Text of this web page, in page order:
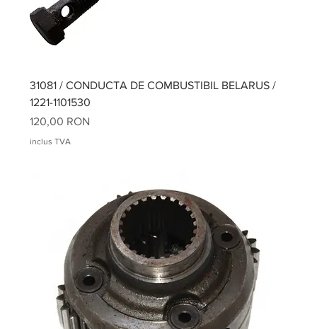
31081 / CONDUCTA DE COMBUSTIBIL BELARUS /
1221-1101530
Preț
120,00 RON
inclus TVA